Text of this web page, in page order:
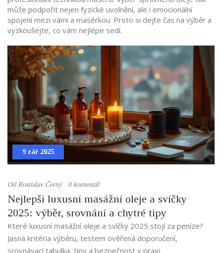
může podpořit nejen fyzické uvolnění, ale i emocionální
spojení mezi vámi a masérkou. Proto si dejte čas na výběr a
vyzkoušejte, co vám nejlépe sedí.
9 zář 2025
OdRostislav Černý 0 komentář
Nejlepší luxusní masážní oleje a svíčky
2025: výběr, srovnání a chytré tipy
Které luxusní masážní oleje a svíčky 2025 stojí za peníze?
Jasná kritéria výběru, testem ověřená doporučení,
srovnávací tabulka, tipy a bezpečnost v praxi.